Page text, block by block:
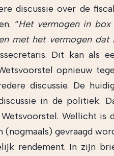
discussie over de
“Het vermogen in box
met het vermogen dat
Dit kan als
opnieuw
discussie. De
in de politiek.
Wellicht is
(nogmaals) gevraagd
rendement. In zijn